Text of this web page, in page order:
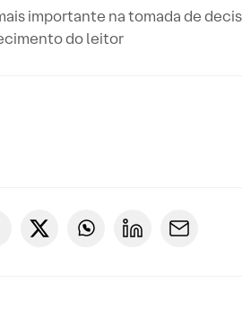
importante na tomada de
do leitor